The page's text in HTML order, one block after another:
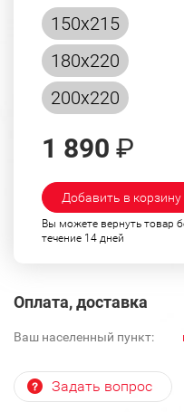
150х215
180х220
200х220
1 890 ₽
Добавить в корзину
Вы можете вернуть товар
течение 14 дней
Оплата, доставка
Ваш населенный пункт:
Задать вопрос